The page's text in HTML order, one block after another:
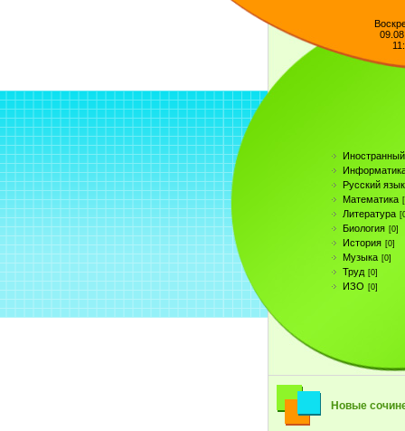
Русский язык
Математика
Литература
Биология [0]
История [0]
Музыка [0]
Труд [0]
ИЗО [0]
Новые